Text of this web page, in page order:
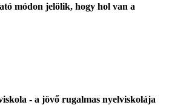
módon jelölik, hogy hol van a
- a jövő rugalmas nyelviskolája